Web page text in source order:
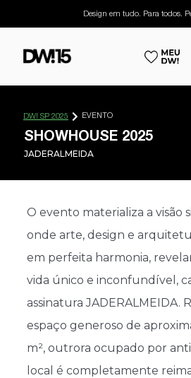
Design em tudo. Para todos.
DW! SP 2025 EVENTO
SHOWHOUSE 2025
JADERALMEIDA
O evento materializa a visão
onde arte, design e
em perfeita harmonia,
vida único e inconfundível,
assinatura JADERALMEIDA.
espaço generoso de
m², outrora ocupado por
local é completamente